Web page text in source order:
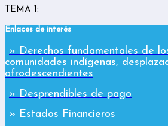
TEMA 1:
Enlaces de interés
» Derechos fundamentales de
comunidades indígenas,
afrodescendientes
» Desprendibles de pago
» Estados Financieros